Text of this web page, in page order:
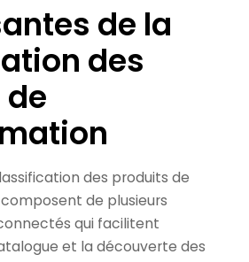
de la
des
des produits de
de plusieurs
qui facilitent
et la découverte des